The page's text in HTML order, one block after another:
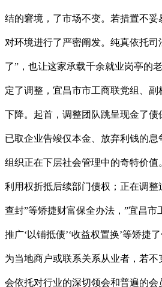
结的窘境，了市场不变。若措置不
对环境进行了严密阐发。纯真依托司
了”，也让这家承载千余就业岗亭的
定了调整，宜昌市市工商联党组、副
下降。起首，调整团队跳呈现金了债
已取企业告竣仅本金、放弃利钱的
组织正在下层社会管理中的奇特价
利用权折抵后续部门债权；正在调整
查封”等矫捷财富保全办法，”宜昌市
推广‘以铺抵债’‘收益权置换’等矫捷
为当地商户或联系关系从业者，若
会依托对行业的深切领会和普遍的